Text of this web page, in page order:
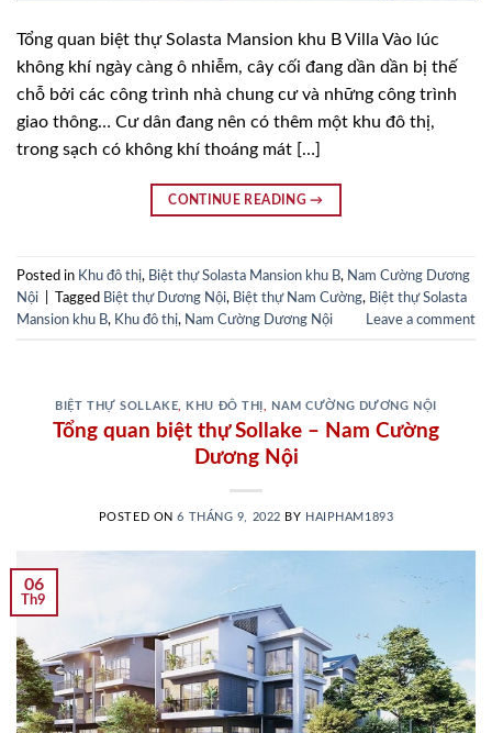
Tổng quan biệt thự Solasta Mansion khu B Villa Vào lúc
không khí ngày càng ô nhiễm, cây cối đang dần dần bị thế
chỗ bởi các công trình nhà chung cư và những công trình
giao thông… Cư dân đang nên có thêm một khu đô thị,
trong sạch có không khí thoáng mát […]
CONTINUE READING→
Posted in Khu đô thị, Biệt thự Solasta Mansion khu B, Nam Cường Dương
Nội
Tagged Biệt thự Dương Nội, Biệt thự Nam Cường, Biệt thự Solasta
Mansion khu B, Khu đô thị, Nam Cường Dương Nội Leave a comment
BIỆT THỰ SOLLAKE, KHU ĐÔ THỊ , NAM CƯỜNG DƯƠNG NỘI
Tổng quan biệt thự Sollake – Nam Cường
Dương Nội
POSTED ON6 THÁNG 9, 2022 BY HAIPHAM1893
06
Th9